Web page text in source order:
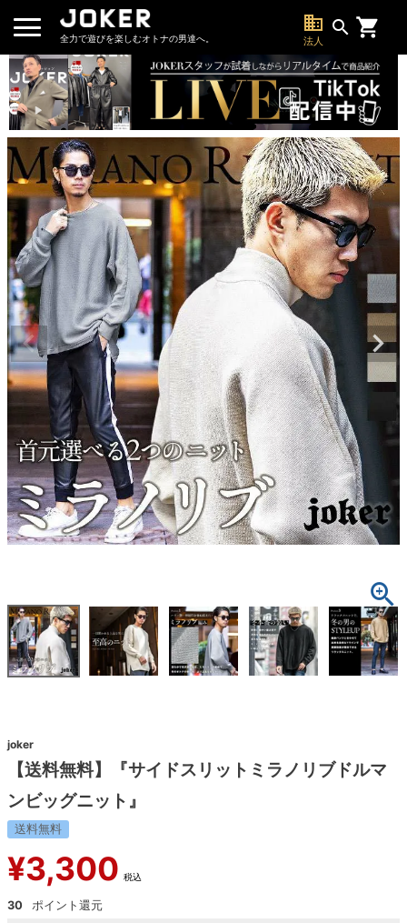
全力で遊びを楽しむオトナの男達へ。
business
法人
search
joker
【送料無料】『サイドスリットミラノリブドルマ
ンビッグニット』
送料無料
¥3,300 税込
30